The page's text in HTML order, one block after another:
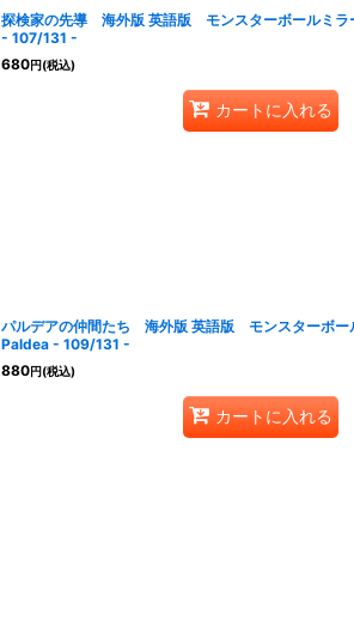
探検家の先導 海外版 英語版 モンスターボールミ
- 107/131 -
680円(税込)
カートに入れる
パルデアの仲間たち 海外版 英語版 モンスターボ
Paldea - 109/131 -
880円(税込)
カートに入れる